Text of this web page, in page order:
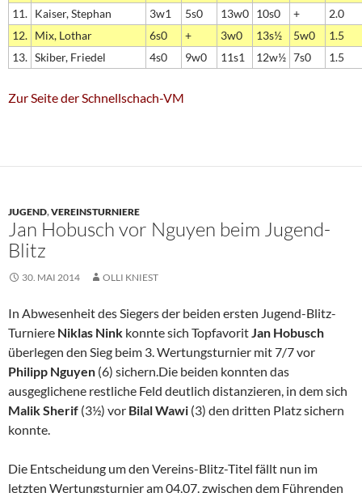
11. Kaiser, Stephan 3w1 5s0 13w0 10s0 +
2.0
12. Mix, Lothar 6s0 + 3w0 13s½ 5w0
1.5
13. Skiber, Friedel 4s0 9w0 11s1 12w½ 7s0 1.5
Zur Seite der Schnellschach-VM
JUGEND,VEREINSTURNIERE
Jan Hobusch vor Nguyen beim Jugend-
Blitz
30. MAI 2014 OLLI KNIEST
In Abwesenheit des Siegers der beiden ersten Jugend-Blitz-
Turniere Niklas Nink konnte sich TopfavoritJan Hobusch
überlegen den Sieg beim 3. Wertungsturnier mit 7/7 vor
Philipp Nguyen (6) sichern.Die beiden konnten das
ausgeglichene restliche Feld deutlich distanzieren, in dem sich
Malik Sherif (3½) vor Bilal Wawi (3) den dritten Platz sichern
konnte.
Die Entscheidung um den Vereins-Blitz-Titel fällt nun im
letzten Wertungsturnier am 04.07. zwischen dem Führenden